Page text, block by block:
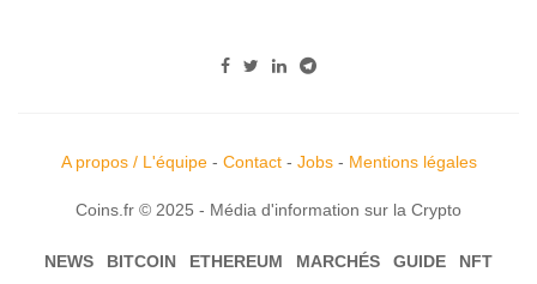
A propos / L'équipe- Contact- Jobs- Mentions légales
Coins.fr © 2025 - Média d'information sur la Crypto
NEWS BITCOIN ETHEREUM MARCHÉS GUIDE
NFT